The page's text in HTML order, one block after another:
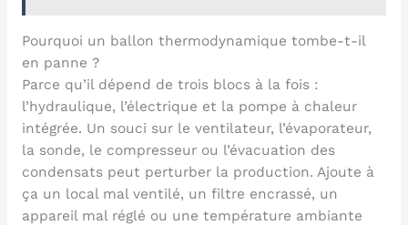
Pourquoi un ballon thermodynamique tombe-t-il
en panne ?
Parce qu’il dépend de trois blocs à la fois :
l’hydraulique, l’électrique et la pompe à chaleur
intégrée. Un souci sur le ventilateur, l’évaporateur,
la sonde, le compresseur ou l’évacuation des
condensats peut perturber la production. Ajoute à
ça un local mal ventilé, un filtre encrassé, un
appareil mal réglé ou une température ambiante